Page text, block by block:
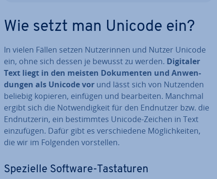
Wie setzt man Unicode ein?
In vielen Fällen setzen Nut­ze­rin­nen und Nutzer Unicode
ein, ohne sich dessen je bewusst zu werden. Digitaler
Text liegt in den meisten Do­ku­men­ten und An­wen­
dun­gen als Unicode vor und lässt sich von Nutzenden
beliebig kopieren, einfügen und be­ar­bei­ten. Manchmal
ergibt sich die Not­wen­dig­keit für den Endnutzer bzw. die
End­nut­ze­rin, ein be­stimm­tes Unicode-Zeichen in Text
ein­zu­fü­gen. Dafür gibt es ver­schie­de­ne Mög­lich­kei­ten,
die wir im Folgenden vor­stel­len.
Spezielle Software-Tas­ta­tu­ren